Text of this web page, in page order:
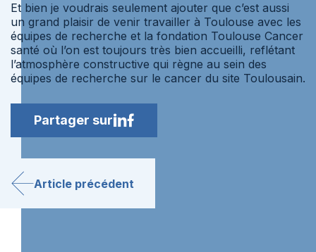
Et bien je voudrais seulement ajouter que c’est aussi
un grand plaisir de venir travailler à Toulouse avec les
équipes de recherche et la fondation Toulouse Cancer
santé où l’on est toujours très bien accueilli, reflétant
l’atmosphère constructive qui règne au sein des
équipes de recherche sur le cancer du site Toulousain.
Partager sur
Article précédent